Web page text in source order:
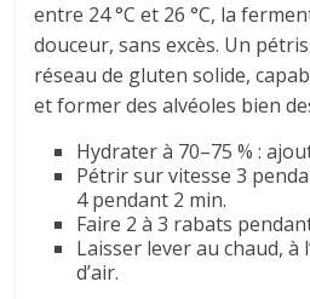
entre 24 °C et 26 °C, la
douceur, sans excès. Un
réseau de gluten solide,
et former des alvéoles bien
Hydrater à 70–75 % :
Pétrir sur vitesse 3
4 pendant 2 min.
Faire 2 à 3 rabats
Laisser lever au chaud, à
d’air.